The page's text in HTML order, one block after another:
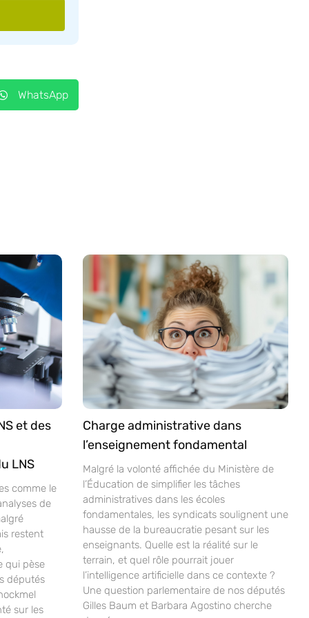
WhatsApp
et des
LNS
comme le
de
restent
qui pèse
députés
sur les
Charge administrative dans
l’enseignement fondamental
Malgré la volonté affichée du Ministère de
l’Éducation de simplifier les tâches
administratives dans les écoles
fondamentales, les syndicats soulignent une
hausse de la bureaucratie pesant sur les
enseignants. Quelle est la réalité sur le
terrain, et quel rôle pourrait jouer
l’intelligence artificielle dans ce contexte ?
Une question parlementaire de nos députés
Gilles Baum et Barbara Agostino cherche